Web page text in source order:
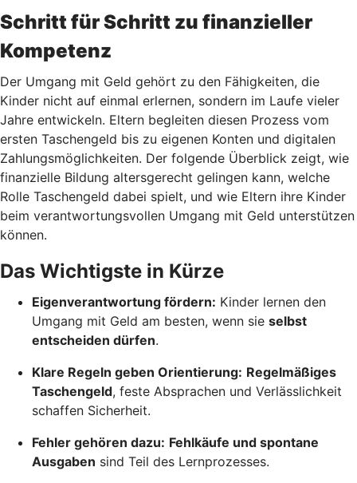
Schritt für Schritt zu finanzieller
Kompetenz
Der Umgang mit Geld gehört zu den Fähigkeiten, die
Kinder nicht auf einmal erlernen, sondern im Laufe vieler
Jahre entwickeln. Eltern begleiten diesen Prozess vom
ersten Taschengeld bis zu eigenen Konten und digitalen
Zahlungsmöglichkeiten. Der folgende Überblick zeigt, wie
finanzielle Bildung altersgerecht gelingen kann, welche
Rolle Taschengeld dabei spielt, und wie Eltern ihre Kinder
beim verantwortungsvollen Umgang mit Geld unterstützen
können.
Das Wichtigste in Kürze
Eigenverantwortung fördern: Kinder lernen den
Umgang mit Geld am besten, wenn sie selbst
entscheiden dürfen.
Klare Regeln geben Orientierung: Regelmäßiges
Taschengeld, feste Absprachen und Verlässlichkeit
schaffen Sicherheit.
Fehler gehören dazu: Fehlkäufe und spontane
Ausgaben sind Teil des Lernprozesses.